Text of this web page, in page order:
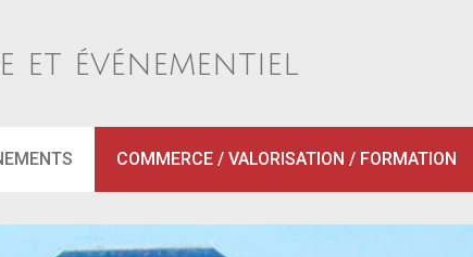
et événementiel
COMMERCE / VALORISATION / FORMATION